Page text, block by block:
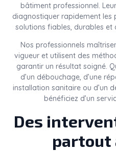
bâtiment professionnel.
diagnostiquer rapidement les
solutions fiables, durables et
Nos professionnels
vigueur et utilisent des
garantir un résultat soigné.
d’un débouchage, d’une
installation sanitaire ou d’un
bénéficiez d’un
Des
partout